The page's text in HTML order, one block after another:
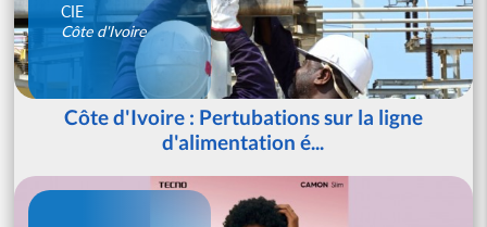
CIE
Côte d'Ivoire
Côte d'Ivoire : Pertubations sur la ligne
d'alimentation é...